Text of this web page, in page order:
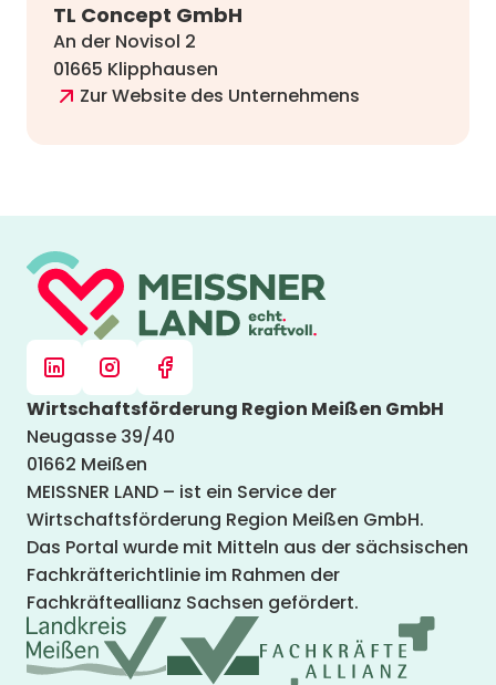
TL Concept GmbH
An der Novisol 2
01665 Klipphausen
Zur Website des Unternehmens
Wirtschaftsförderung Region Meißen GmbH
Neugasse 39/40
01662 Meißen
MEISSNER LAND – ist ein Service der
Wirtschaftsförderung Region Meißen GmbH.
Das Portal wurde mit Mitteln aus der sächsischen
Fachkräfterichtlinie im Rahmen der
Fachkräfteallianz Sachsen gefördert.